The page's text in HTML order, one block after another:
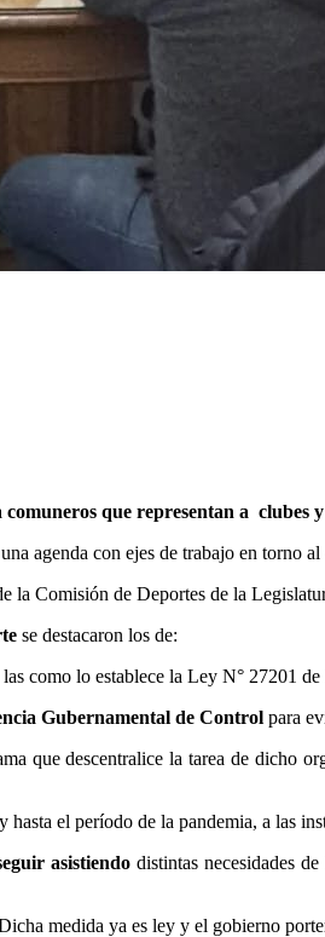
que representan a
agenda con ejes de trabajo en torno
la Comisión de Deportes de la
se destacaron los de:
las como lo establece la Ley N° 27201
Gubernamental de Control para
que descentralice la tarea de dicho
y hasta el período de la pandemia, a las
asistiendo distintas necesidades
medida ya es ley y el gobierno